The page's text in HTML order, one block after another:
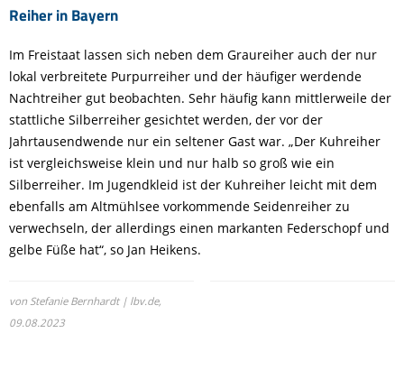
Reiher in Bayern
Im Freistaat lassen sich neben dem Graureiher auch der nur
lokal verbreitete Purpurreiher und der häufiger werdende
Nachtreiher gut beobachten. Sehr häufig kann mittlerweile der
stattliche Silberreiher gesichtet werden, der vor der
Jahrtausendwende nur ein seltener Gast war. „Der Kuhreiher
ist vergleichsweise klein und nur halb so groß wie ein
Silberreiher. Im Jugendkleid ist der Kuhreiher leicht mit dem
ebenfalls am Altmühlsee vorkommende Seidenreiher zu
verwechseln, der allerdings einen markanten Federschopf und
gelbe Füße hat“, so Jan Heikens.
von Stefanie Bernhardt | lbv.de,
09.08.2023